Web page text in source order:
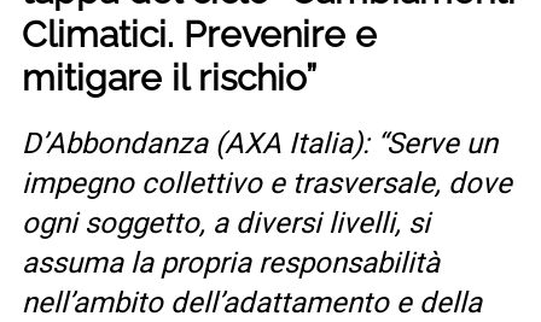
Climatici. Prevenire e
mitigare il rischio”
D’Abbondanza (AXA Italia): “Serve un
impegno collettivo e trasversale, dove
ogni soggetto, a diversi livelli, si
assuma la propria responsabilità
nell’ambito dell’adattamento e della